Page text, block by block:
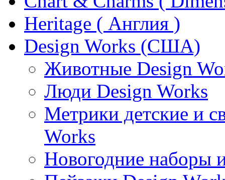
Heritage ( Англия )
Design Works (США)
Животные Design
Люди Design Works
Метрики детские и
Works
Новогодние наборы